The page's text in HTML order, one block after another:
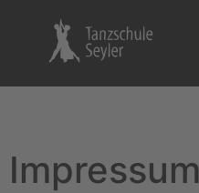
Impressum